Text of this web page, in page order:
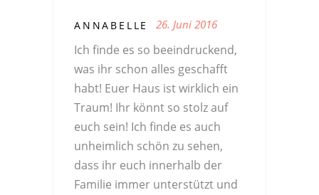
ANNABELLE 26. Juni 2016
Ich finde es so beeindruckend,
was ihr schon alles geschafft
habt! Euer Haus ist wirklich ein
Traum! Ihr könnt so stolz auf
euch sein! Ich finde es auch
unheimlich schön zu sehen,
dass ihr euch innerhalb der
Familie immer unterstützt und